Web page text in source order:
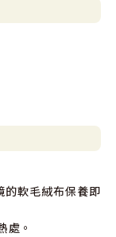
的軟毛絨布保養即
處。